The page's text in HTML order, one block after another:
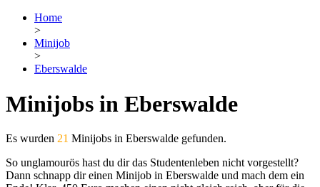
Home
>
Minijob
>
Eberswalde
Minijobs in Eberswalde
Es wurden 21 Minijobs in Eberswalde gefunden.
So unglamourös hast du dir das Studentenleben nicht vorgestellt?
Dann schnapp dir einen Minijob in Eberswalde und mach dem ein